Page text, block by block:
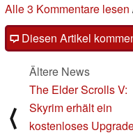
Alle 3 Kommentare lesen
Diesen Artikel
⟨
Ältere News
The Elder Scrolls V:
Skyrim erhält ein
kostenloses